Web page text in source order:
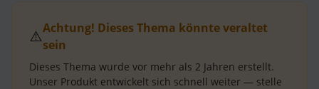
⚠️Achtung! Dieses Thema könnte veraltet
sein
Dieses Thema wurde vor mehr als 2 Jahren erstellt.
Unser Produkt entwickelt sich schnell weiter — stelle